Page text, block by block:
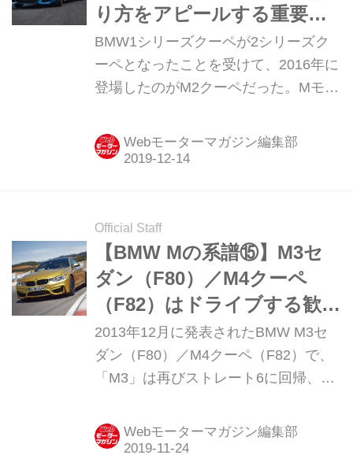
り方をアピールする重要な
存在だ
BMW1シリーズクーペが2シリーズク
ーペとなったことを受けて、2016年に
登場したのがM2クーペだった。Mモデ
反響を呼んだ1シリーズMクーペの後を
継いで、初代M3のスピリッツを感じさ
Webモーターマガジン編集部
Official Staff
【BMW Mの系譜⑮】M3セ
ダン（F80）／M4クーペ
（F82）はドライブする歓び
と刺激に満ちていた
2013年12月に発表されたBMW M3セ
ダン（F80）／M4クーペ（F82）で、
「M3」は再びストレート6に回帰、そ
代への突入を示していた。また、2ド
アモデルのクーペ、カブリオレは4シ
Webモーターマガジン編集部